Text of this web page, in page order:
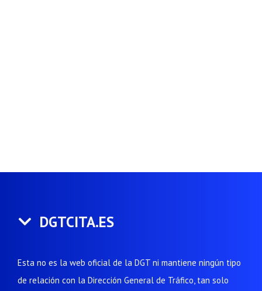
DGTCITA.ES
Esta no es la web oficial de la DGT ni mantiene ningún tipo
de relación con la Dirección General de Tráfico, tan solo